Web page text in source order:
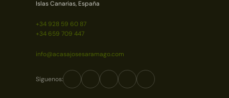
Islas Canarias, España
+34 928 59 60 87
+34 659 709 447
info@acasajosesaramago.com
Síguenos: